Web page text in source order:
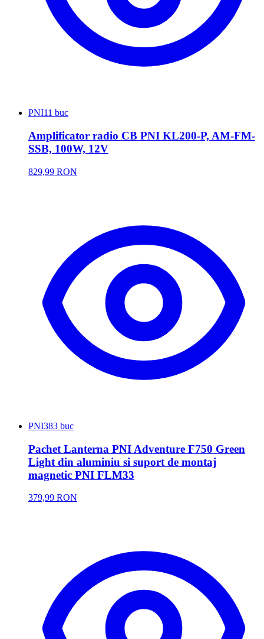
PNI11 buc
Amplificator radio CB PNI KL200-P, AM-FM-
SSB, 100W, 12V
829,99 RON
PNI383 buc
Pachet Lanterna PNI Adventure F750 Green
Light din aluminiu si suport de montaj
magnetic PNI FLM33
379,99 RON